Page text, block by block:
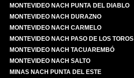
MONTEVIDEO NACH PUNTA DEL DIABLO
MONTEVIDEO NACH DURAZNO
MONTEVIDEO NACH CARMELO
MONTEVIDEO NACH PASO DE LOS TOROS
MONTEVIDEO NACH TACUAREMBÓ
MONTEVIDEO NACH SALTO
MINAS NACH PUNTA DEL ESTE